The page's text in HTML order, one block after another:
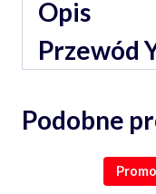
Opis
Przewód
Podobne